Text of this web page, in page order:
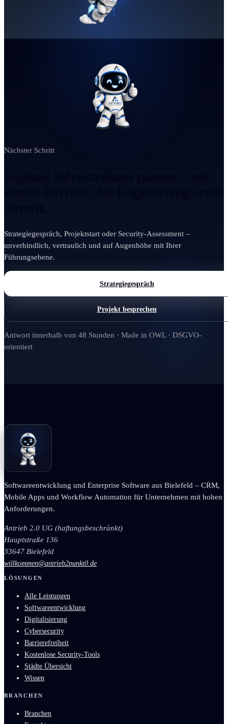
Nächster Schritt
Strategiegespräch, Projektstart oder Security-Assessment –
unverbindlich, vertraulich und auf Augenhöhe mit Ihrer
Führungsebene.
Strategiegespräch
Projekt besprechen
Antwort innerhalb von 48 Stunden · Made in OWL · DSGVO-
orientiert
Softwareentwicklung und Enterprise Software aus Bielefeld – CRM,
Mobile Apps und Workflow Automation für Unternehmen mit hohen
Anforderungen.
Antrieb 2.0 UG (haftungsbeschränkt)
Hauptstraße 136
33647 Bielefeld
willkommen@antrieb2punkt0.de
LÖSUNGEN
Alle Leistungen
Softwareentwicklung
Digitalisierung
Cybersecurity
Barrierefreiheit
Kostenlose Security-Tools
Städte Übersicht
Wissen
BRANCHEN
Branchen